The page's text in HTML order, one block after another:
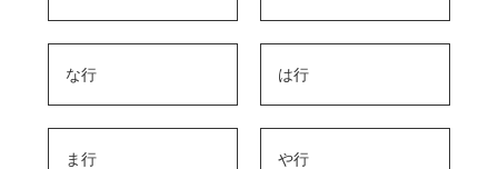
な行 は行
ま行 や行